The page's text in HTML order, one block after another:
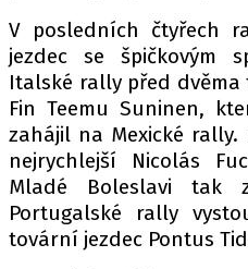
V posledních čtyřech
jezdec se špičkovým
Italské rally před dvěma
Fin Teemu Suninen,
zahájil na Mexické
nejrychlejší Nicolás
Mladé Boleslavi tak
Portugalské rally
tovární jezdec Pontus